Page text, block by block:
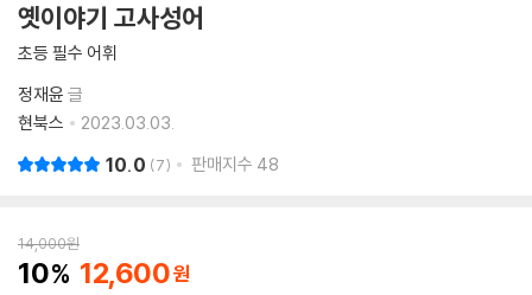
옛이야기 고사성어
초등 필수 어휘
정재윤 글
현북스
2023.03.03.
10.0 7 판매지수 48
14,000원
10 12,600